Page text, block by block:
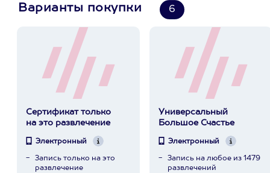
Варианты покупки 6
Сертификат только
на это развлечение
Электронный
Запись только на это
развлечение
Универсальный
Большое Счастье
Электронный
Запись на любое из 1479
развлечений